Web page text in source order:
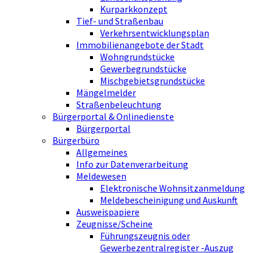
Kurparkkonzept
Tief- und Straßenbau
Verkehrsentwicklungsplan
Immobilienangebote der Stadt
Wohngrundstücke
Gewerbegrundstücke
Mischgebietsgrundstücke
Mängelmelder
Straßenbeleuchtung
Bürgerportal & Onlinedienste
Bürgerportal
Bürgerbüro
Allgemeines
Info zur Datenverarbeitung
Meldewesen
Elektronische Wohnsitzanmeldung
Meldebescheinigung und Auskunft
Ausweispapiere
Zeugnisse/Scheine
Führungszeugnis oder
Gewerbezentralregister -Auszug